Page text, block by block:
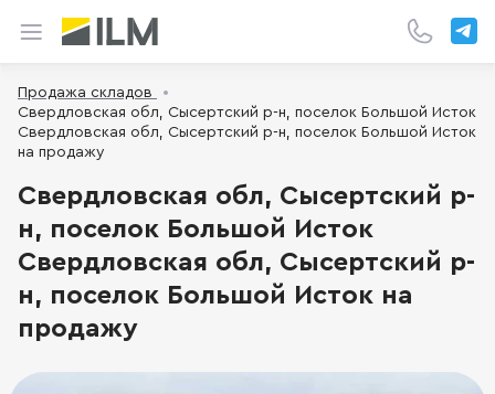
Продажа складов
Свердловская обл, Сысертский р-н, поселок Большой Исток
Свердловская обл, Сысертский р-н, поселок Большой Исток
на продажу
Свердловская обл, Сысертский р-
н, поселок Большой Исток
Свердловская обл, Сысертский р-
н, поселок Большой Исток на
продажу